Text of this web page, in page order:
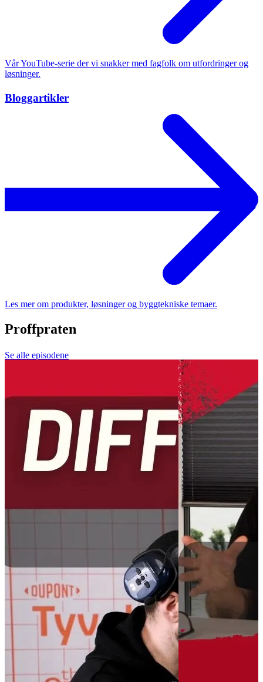
Vår YouTube-serie der vi snakker med fagfolk om utfordringer og
løsninger.
Bloggartikler
Les mer om produkter, løsninger og byggtekniske temaer.
Proffpraten
Se alle episodene